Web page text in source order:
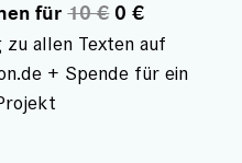
Deutschland und
Der
Seel­sorge, die Kirche
beaufsichtigt sie.
für10 €0 €
zu allen Texten auf
+ Spende für ein